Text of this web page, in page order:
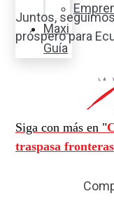
Maxi
Guía
Juntos,
próspero para
Siga con más en "
traspasa fronteras